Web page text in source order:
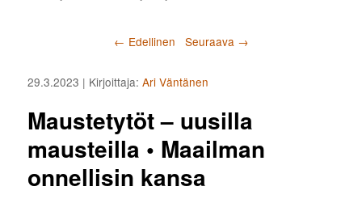
Artikkelien selaus
← Edellinen Seuraava →
Maustetytöt – uusilla
mausteilla • Maailman
onnellisin kansa
29.3.2023 | Kirjoittaja:Ari Väntänen